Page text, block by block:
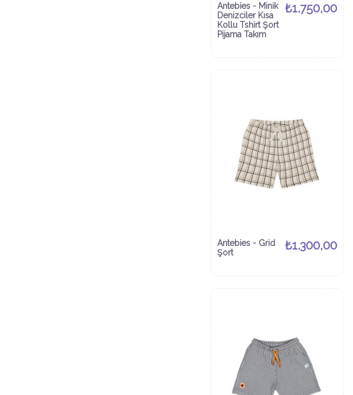
Antebies - Minik
Denizciler Kısa
Kollu Tshirt Şort
Pijama Takım
₺1.750,00
Antebies - Grid
Şort
₺1.300,00